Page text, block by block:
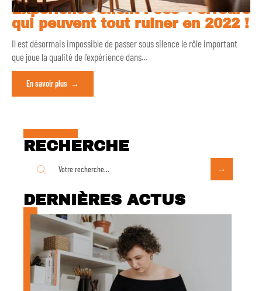
Expérience client : ces 4 erreurs
qui peuvent tout ruiner en 2022 !
Il est désormais impossible de passer sous silence le rôle important
que joue la qualité de l’expérience dans…
En savoir plus
RECHERCHE
DERNIÈRES ACTUS